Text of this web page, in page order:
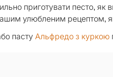
приготувати песто, як
улюбленим рецептом,
пасту Альфредо з куркою